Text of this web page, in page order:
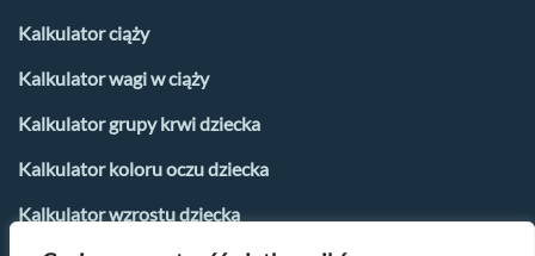
Kalkulator ciąży
Kalkulator wagi w ciąży
Kalkulator grupy krwi dziecka
Kalkulator koloru oczu dziecka
Kalkulator wzrostu dziecka